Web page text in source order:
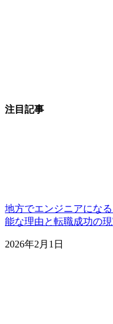
注目記事
地方でエンジニアにな
能な理由と転職成功の現
2026年2月1日